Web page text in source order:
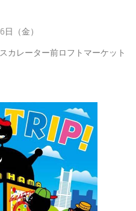
（金）
カレーター前ロフトマーケット